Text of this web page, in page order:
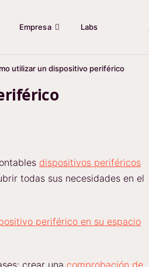
Empresa Labs
utilizar un dispositivo periférico
dispositivos periféricos
todas sus necesidades en el
periférico en su espacio
crear una comprobación de